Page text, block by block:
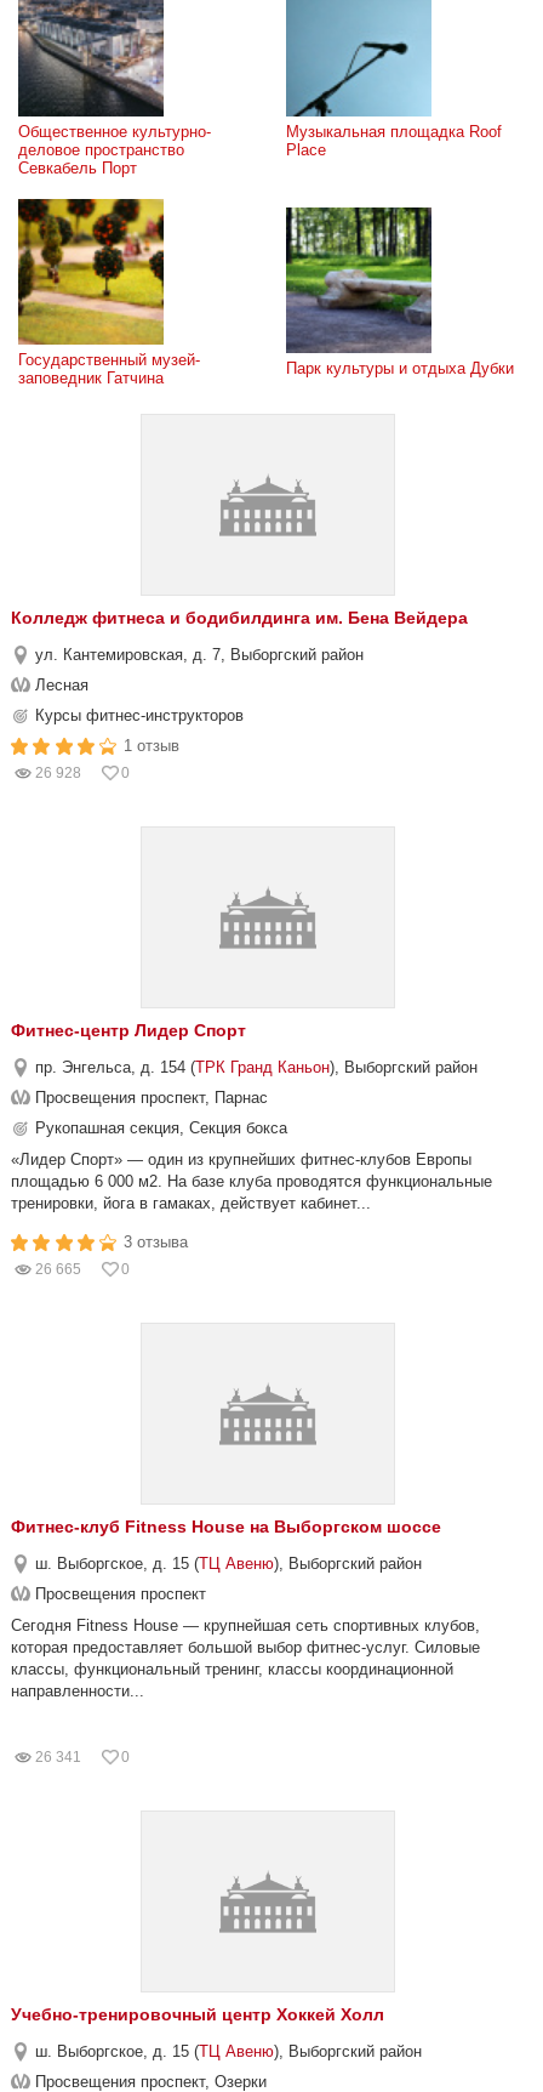
Общественное культурно-
деловое пространство
Севкабель Порт
Музыкальная площадка Roof
Place
Государственный музей-
заповедник Гатчина
Парк культуры и отдыха Дубки
Колледж фитнеса и бодибилдинга им. Бена Вейдера
ул. Кантемировская, д. 7, Выборгский район
Лесная
Курсы фитнес-инструкторов
1 отзыв
26 928 0
Фитнес-центр Лидер Спорт
пр. Энгельса, д. 154 (ТРК Гранд Каньон), Выборгский район
Просвещения проспект, Парнас
Рукопашная секция, Секция бокса
«Лидер Спорт» — один из крупнейших фитнес-клубов Европы
площадью 6 000 м2. На базе клуба проводятся функциональные
тренировки, йога в гамаках, действует кабинет...
3 отзыва
26 665 0
Фитнес-клуб Fitness House на Выборгском шоссе
ш. Выборгское, д. 15 (ТЦ Авеню), Выборгский район
Просвещения проспект
Сегодня Fitness House — крупнейшая сеть спортивных клубов,
которая предоставляет большой выбор фитнес-услуг. Силовые
классы, функциональный тренинг, классы координационной
направленности...
26 341 0
Учебно-тренировочный центр Хоккей Холл
ш. Выборгское, д. 15 (ТЦ Авеню), Выборгский район
Просвещения проспект, Озерки